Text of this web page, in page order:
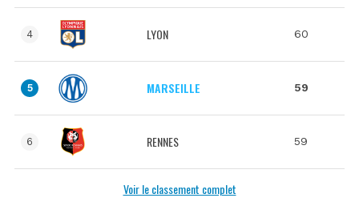
4 LYON 60
5 MARSEILLE 59
6 RENNES 59
Voir le classement complet